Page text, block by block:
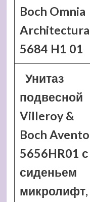
Boch Omnia
Architectura
5684 H1 01
Унитаз
подвесной
Villeroy &
Boch Avento
5656HR01 с
сиденьем
микролифт,